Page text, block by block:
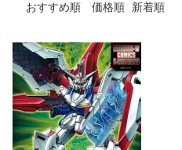
おすすめ順 価格順 新着順